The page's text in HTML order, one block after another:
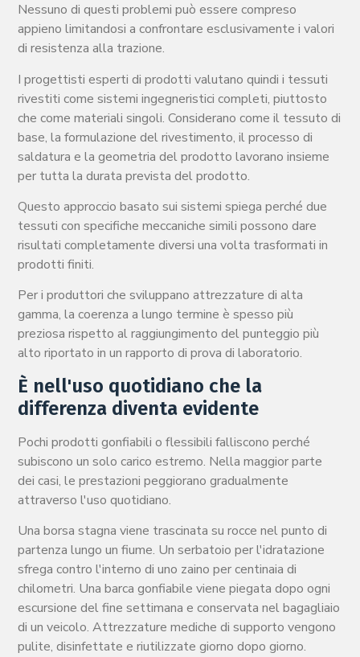
Nessuno di questi problemi può essere compreso
appieno limitandosi a confrontare esclusivamente i valori
di resistenza alla trazione.
I progettisti esperti di prodotti valutano quindi i tessuti
rivestiti come sistemi ingegneristici completi, piuttosto
che come materiali singoli. Considerano come il tessuto di
base, la formulazione del rivestimento, il processo di
saldatura e la geometria del prodotto lavorano insieme
per tutta la durata prevista del prodotto.
Questo approccio basato sui sistemi spiega perché due
tessuti con specifiche meccaniche simili possono dare
risultati completamente diversi una volta trasformati in
prodotti finiti.
Per i produttori che sviluppano attrezzature di alta
gamma, la coerenza a lungo termine è spesso più
preziosa rispetto al raggiungimento del punteggio più
alto riportato in un rapporto di prova di laboratorio.
È nell'uso quotidiano che la
differenza diventa evidente
Pochi prodotti gonfiabili o flessibili falliscono perché
subiscono un solo carico estremo. Nella maggior parte
dei casi, le prestazioni peggiorano gradualmente
attraverso l'uso quotidiano.
Una borsa stagna viene trascinata su rocce nel punto di
partenza lungo un fiume. Un serbatoio per l'idratazione
sfrega contro l'interno di uno zaino per centinaia di
chilometri. Una barca gonfiabile viene piegata dopo ogni
escursione del fine settimana e conservata nel bagagliaio
di un veicolo. Attrezzature mediche di supporto vengono
pulite, disinfettate e riutilizzate giorno dopo giorno.